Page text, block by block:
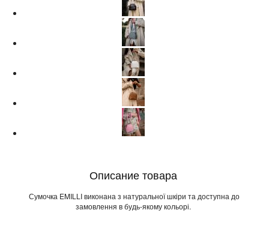
Описание товара
Сумочка EMILLI виконана з натуральної шкіри та доступна до
замовлення в будь-якому кольорі.